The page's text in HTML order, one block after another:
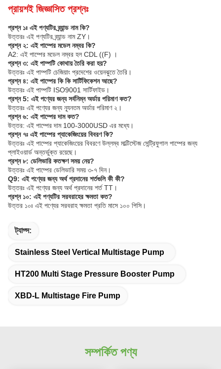
প্রায়শই জিজ্ঞাসিত প্রশ্নঃ
প্রশ্ন ১ঃ এই পণ্যটির ব্র্যান্ড নাম কি?
উত্তরঃ এই পণ্যটির ব্র্যান্ড নাম ZY।
প্রশ্ন ২: এই পাম্পের মডেল নম্বর কি?
A2: এই পাম্পের মডেল নম্বর হল CDL ((F) ।
প্রশ্ন ৩: এই পাম্পটি কোথায় তৈরি করা হয়?
উত্তরঃ এই পাম্পটি চেজিয়াং প্রদেশের ওয়েনঝুতে তৈরি।
প্রশ্ন ৪: এই পাম্পের কি কি সার্টিফিকেশন আছে?
উত্তরঃ এই পাম্পটি ISO9001 সার্টিফাইড।
প্রশ্ন 5: এই পণ্যের জন্য সর্বনিম্ন অর্ডার পরিমাণ কত?
উত্তরঃ এই পণ্যের জন্য ন্যূনতম অর্ডার পরিমাণ ২।
প্রশ্ন ৬: এই পাম্পের দাম কত?
উত্তর: এই পাম্পের দাম 100-3000USD এর মধ্যে।
প্রশ্ন ৭ঃ এই পাম্পের প্যাকেজিংয়ের বিবরণ কি?
উত্তরঃ এই পাম্পের প্যাকেজিংয়ের বিবরণে উল্লম্ব মাল্টিস্টেজ সেন্ট্রিফুগাল পাম্পের জন্য
প্লাইওয়ার্ড অন্তর্ভুক্ত রয়েছে।
প্রশ্ন ৮: ডেলিভারি কতক্ষণ সময় নেয়?
উত্তরঃ এই পাম্পের ডেলিভারি সময় ৩-৭ দিন।
Q9: এই পণ্যের জন্য অর্থ প্রদানের শর্তগুলি কী কী?
উত্তরঃ এই পণ্যের জন্য অর্থ প্রদানের শর্ত TT।
প্রশ্ন ১০: এই পণ্যটির সরবরাহের ক্ষমতা কত?
উত্তর ১০ঃ এই পণ্যের সরবরাহ ক্ষমতা প্রতি মাসে ১০০ পিসি।
ট্যাগ্স:
Stainless Steel Vertical Multistage Pump
HT200 Multi Stage Pressure Booster Pump
XBD-L Multistage Fire Pump
সম্পর্কিত পণ্য